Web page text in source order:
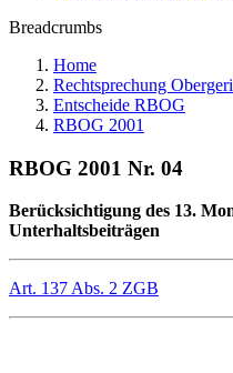
Breadcrumbs
Home
Rechtsprechung
Entscheide RBOG
RBOG 2001
RBOG 2001 Nr. 04
Berücksichtigung des 13.
Unterhaltsbeiträgen
Art. 137 Abs. 2 ZGB